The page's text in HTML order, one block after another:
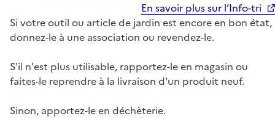
En savoir plus sur l’Info-tri
Si votre outil ou article de jardin est encore en bon état,
donnez-le à une association ou revendez-le.
S'il n'est plus utilisable, rapportez-le en magasin ou
faites-le reprendre à la livraison d'un produit neuf.
Sinon, apportez-le en déchèterie.